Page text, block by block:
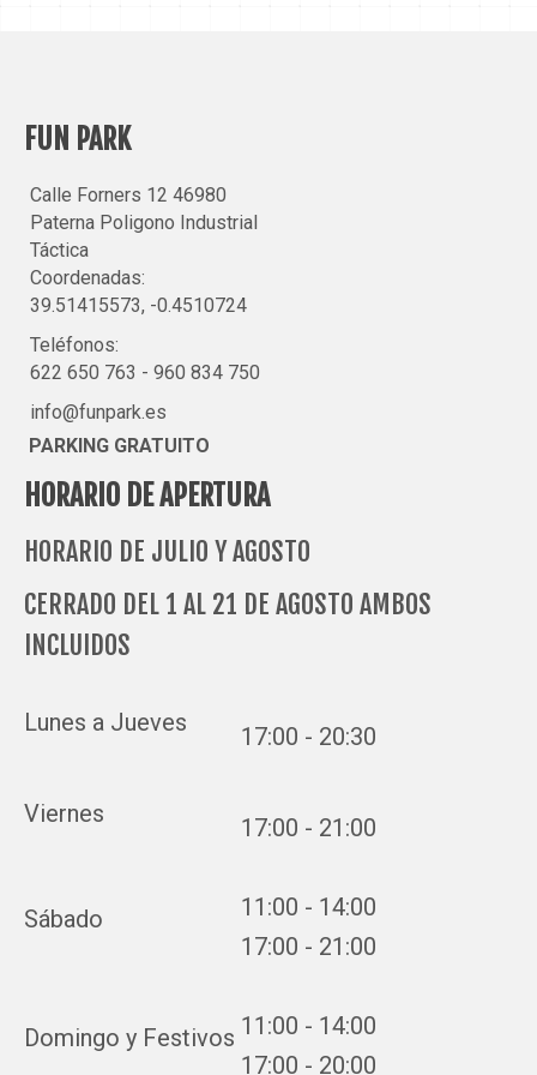
FUN PARK
Calle Forners 12 46980
Paterna Poligono Industrial
Táctica
Coordenadas:
39.51415573, -0.4510724
Teléfonos:
622 650 763 - 960 834 750
info@funpark.es
PARKING GRATUITO
HORARIO DE APERTURA
HORARIO DE JULIO Y AGOSTO
CERRADO DEL 1 AL 21 DE AGOSTO AMBOS
INCLUIDOS
Lunes a Jueves 17:00 - 20:30
Viernes 17:00 - 21:00
Sábado
11:00 - 14:00
17:00 - 21:00
Domingo y Festivos 11:00 - 14:00
17:00 - 20:00